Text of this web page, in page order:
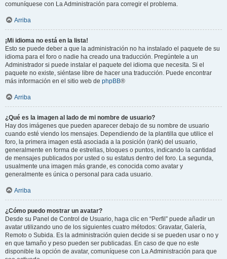
comuníquese con La Administración para corregir el problema.
Arriba
¡Mi idioma no está en la lista!
Esto se puede deber a que la administración no ha instalado el paquete de su
idioma para el foro o nadie ha creado una traducción. Pregúntele a un
Administrador si puede instalar el paquete del idioma que necesita. Si el
paquete no existe, siéntase libre de hacer una traducción. Puede encontrar
más información en el sitio web de phpBB®
Arriba
¿Qué es la imagen al lado de mi nombre de usuario?
Hay dos imágenes que pueden aparecer debajo de su nombre de usuario
cuando esté viendo los mensajes. Dependiendo de la plantilla que utilice el
foro, la primera imagen está asociada a la posición (rank) del usuario,
generalmente en forma de estrellas, bloques o puntos, indicando la cantidad
de mensajes publicados por usted o su estatus dentro del foro. La segunda,
usualmente una imagen más grande, es conocida como avatar y
generalmente es única o personal para cada usuario.
Arriba
¿Cómo puedo mostrar un avatar?
Desde su Panel de Control de Usuario, haga clic en “Perfil” puede añadir un
avatar utilizando uno de los siguientes cuatro métodos: Gravatar, Galería,
Remoto o Subida. Es la administración quien decide si se pueden usar o no y
en que tamaño y peso pueden ser publicadas. En caso de que no este
disponible la opción de avatar, comuníquese con La Administración para que